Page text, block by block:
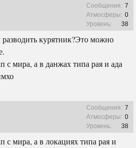
Сообщения: 7
Атмосферы: 0
Уровень:
38
курятник?Это можно
с мира, а в данжах типа рая и ада
Сообщения: 7
Атмосферы: 0
Уровень:
38
с мира, а в локациях типа рая и